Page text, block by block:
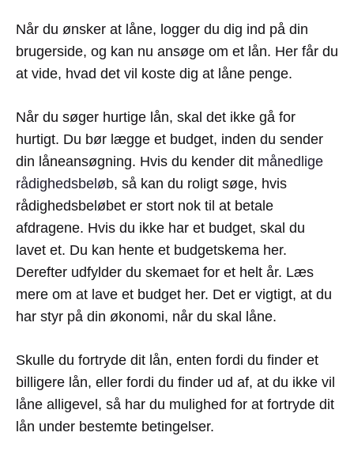
Når du ønsker at låne, logger du dig ind på din
brugerside, og kan nu ansøge om et lån. Her får du
at vide, hvad det vil koste dig at låne penge.
Når du søger hurtige lån, skal det ikke gå for
hurtigt. Du bør lægge et budget, inden du sender
din låneansøgning. Hvis du kender dit månedlige
rådighedsbeløb, så kan du roligt søge, hvis
rådighedsbeløbet er stort nok til at betale
afdragene. Hvis du ikke har et budget, skal du
lavet et. Du kan hente et budgetskema her.
Derefter udfylder du skemaet for et helt år. Læs
mere om at lave et budget her. Det er vigtigt, at du
har styr på din økonomi, når du skal låne.
Skulle du fortryde dit lån, enten fordi du finder et
billigere lån, eller fordi du finder ud af, at du ikke vil
låne alligevel, så har du mulighed for at fortryde dit
lån under bestemte betingelser.